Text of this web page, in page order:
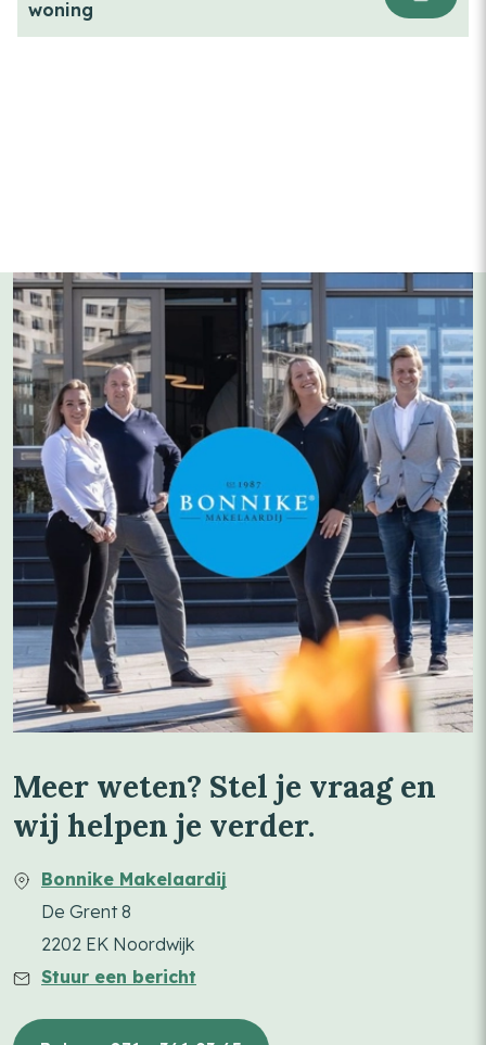
woning
Meer weten? Stel je vraag en
wij helpen je verder.
Bonnike Makelaardij
De Grent 8
2202 EK Noordwijk
Stuur een bericht